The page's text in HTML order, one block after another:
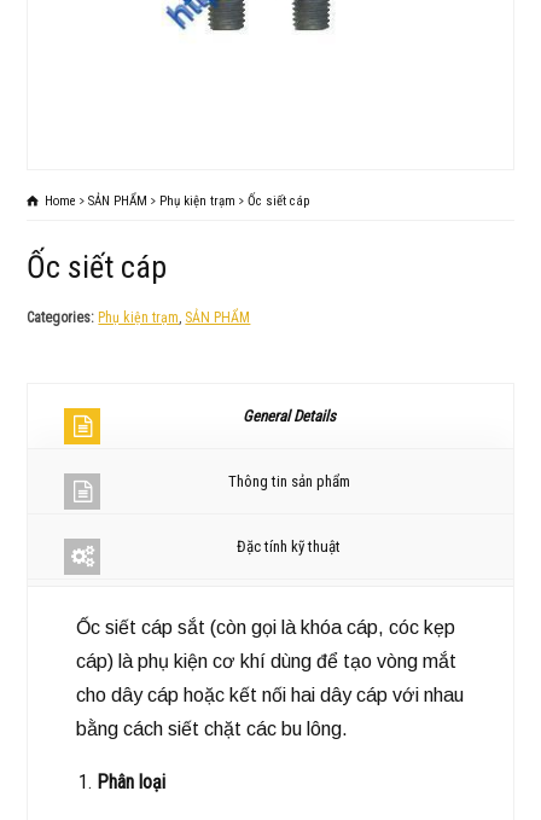
Home SẢN PHẨM Phụ kiện trạm Ốc siết cáp
Ốc siết cáp
Categories: Phụ kiện trạm, SẢN PHẨM
General Details
Thông tin sản phẩm
Đặc tính kỹ thuật
Ốc siết cáp sắt (còn gọi là khóa cáp, cóc kẹp
cáp) là phụ kiện cơ khí dùng để tạo vòng mắt
cho dây cáp hoặc kết nối hai dây cáp với nhau
bằng cách siết chặt các bu lông.
Phân loại